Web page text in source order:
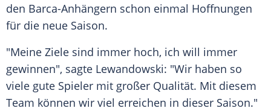
den Barca-Anhängern schon einmal Hoffnungen
für die neue Saison.
"Meine Ziele sind immer hoch, ich will immer
gewinnen", sagte Lewandowski: "Wir haben so
viele gute Spieler mit großer Qualität. Mit diesem
Team können wir viel erreichen in dieser Saison."